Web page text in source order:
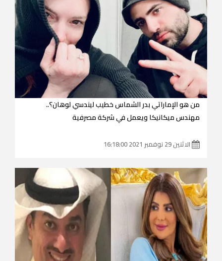
من هو الإماراتي بدر الشماس خطيب ليندسي لوهان؟..
مهندس ميكانيكا ويعمل في شركة مصرفية
الاثنين 29 نوفمبر 2021 16:18:00